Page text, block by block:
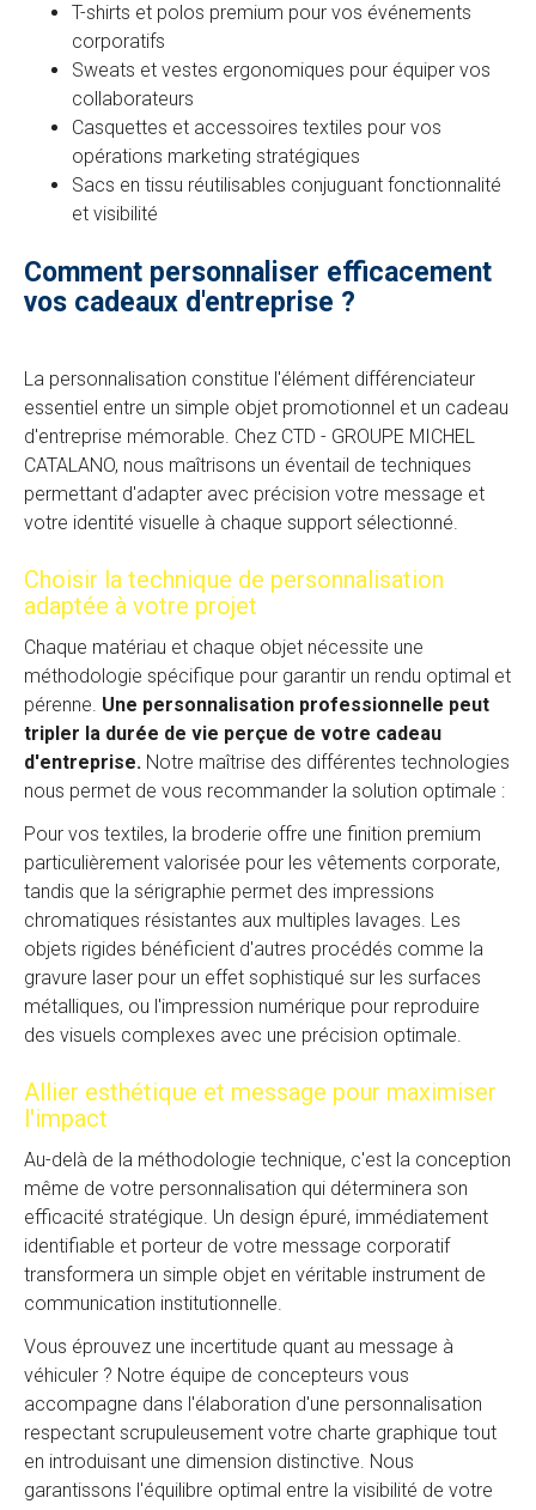
T-shirts et polos premium pour vos événements
corporatifs
Sweats et vestes ergonomiques pour équiper vos
collaborateurs
Casquettes et accessoires textiles pour vos
opérations marketing stratégiques
Sacs en tissu réutilisables conjuguant fonctionnalité
et visibilité
Comment personnaliser efficacement
vos cadeaux d'entreprise ?
La personnalisation constitue l'élément différenciateur
essentiel entre un simple objet promotionnel et un cadeau
d'entreprise mémorable. Chez CTD - GROUPE MICHEL
CATALANO, nous maîtrisons un éventail de techniques
permettant d'adapter avec précision votre message et
votre identité visuelle à chaque support sélectionné.
Choisir la technique de personnalisation
adaptée à votre projet
Chaque matériau et chaque objet nécessite une
méthodologie spécifique pour garantir un rendu optimal et
pérenne. Une personnalisation professionnelle peut
tripler la durée de vie perçue de votre cadeau
d'entreprise. Notre maîtrise des différentes technologies
nous permet de vous recommander la solution optimale :
Pour vos textiles, la broderie offre une finition premium
particulièrement valorisée pour les vêtements corporate,
tandis que la sérigraphie permet des impressions
chromatiques résistantes aux multiples lavages. Les
objets rigides bénéficient d'autres procédés comme la
gravure laser pour un effet sophistiqué sur les surfaces
métalliques, ou l'impression numérique pour reproduire
des visuels complexes avec une précision optimale.
Allier esthétique et message pour maximiser
l'impact
Au-delà de la méthodologie technique, c'est la conception
même de votre personnalisation qui déterminera son
efficacité stratégique. Un design épuré, immédiatement
identifiable et porteur de votre message corporatif
transformera un simple objet en véritable instrument de
communication institutionnelle.
Vous éprouvez une incertitude quant au message à
véhiculer ? Notre équipe de concepteurs vous
accompagne dans l'élaboration d'une personnalisation
respectant scrupuleusement votre charte graphique tout
en introduisant une dimension distinctive. Nous
garantissons l'équilibre optimal entre la visibilité de votre